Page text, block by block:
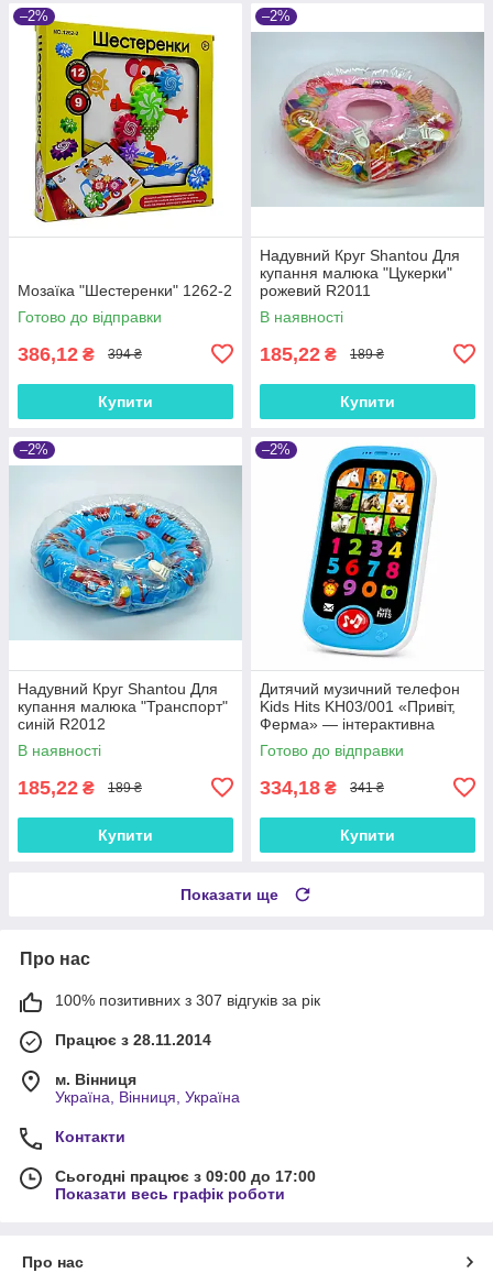
–2%
Мозаїка "Шестеренки" 1262-2
Готово до відправки
386,12 ₴ 394 ₴
Купити
–2%
Надувний Круг Shantou Для
купання малюка "Цукерки"
рожевий R2011
В наявності
185,22 ₴ 189 ₴
Купити
–2%
Надувний Круг Shantou Для
купання малюка "Транспорт"
синій R2012
В наявності
185,22 ₴ 189 ₴
Купити
–2%
Дитячий музичний телефон
Kids Hits KH03/001 «Привіт,
Ферма» — інтерактивна
розвиваюча іграшка
Готово до відправки
334,18 ₴ 341 ₴
Купити
Показати ще
Про нас
100% позитивних з 307 відгуків за рік
Працює з 28.11.2014
м. Вінниця
Україна, Вінниця, Україна
Контакти
Сьогодні працює з 09:00 до 17:00
Показати весь графік роботи
Про нас